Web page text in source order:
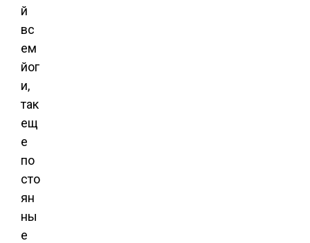
й
вс
ем
йог
и,
так
ещ
е
по
сто
ян
ны
е